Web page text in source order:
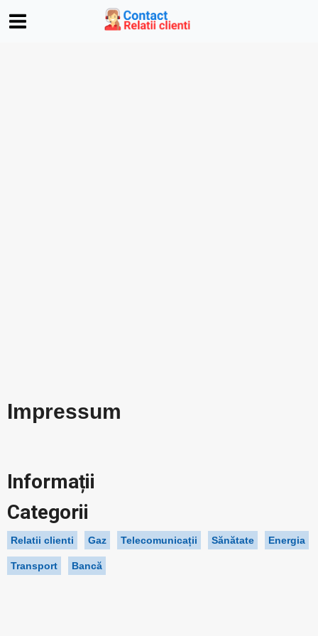
Impressum
Informații
Categorii
Relatii clienti Gaz Telecomunicații Sănătate Energia
Transport Bancă